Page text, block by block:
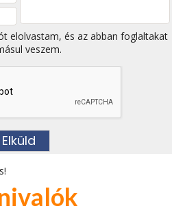
elolvastam, és az abban foglaltakat
veszem.